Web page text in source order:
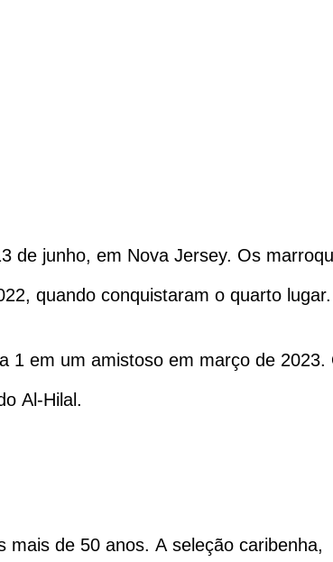
de junho, em Nova Jersey. Os
quando conquistaram o quarto lugar.
1 em um amistoso em março de 2023.
Al-Hilal.
de 50 anos. A seleção caribenha,